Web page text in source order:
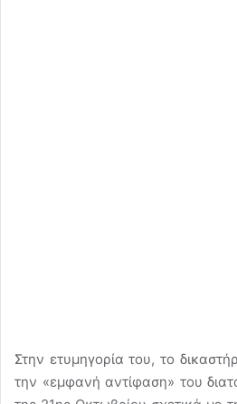
Στην ετυμηγορία του, το
την «εμφανή αντίφαση» του